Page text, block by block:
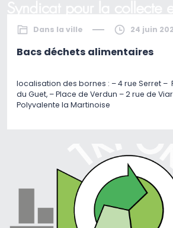
Dans la ville 24 juin
Bacs déchets alimentaires
localisation des bornes : – 4 rue Serret –
du Guet, – Place de Verdun – 2 rue de
Polyvalente la Martinoise